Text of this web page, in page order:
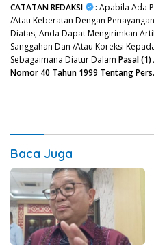
CATATAN REDAKSI : Apabila Ada
/Atau Keberatan Dengan
Diatas, Anda Dapat Mengirimkan
Sanggahan Dan /Atau Koreksi
Sebagaimana Diatur Dalam Pasal
Nomor 40 Tahun 1999 Tentang Pers.
Baca Juga